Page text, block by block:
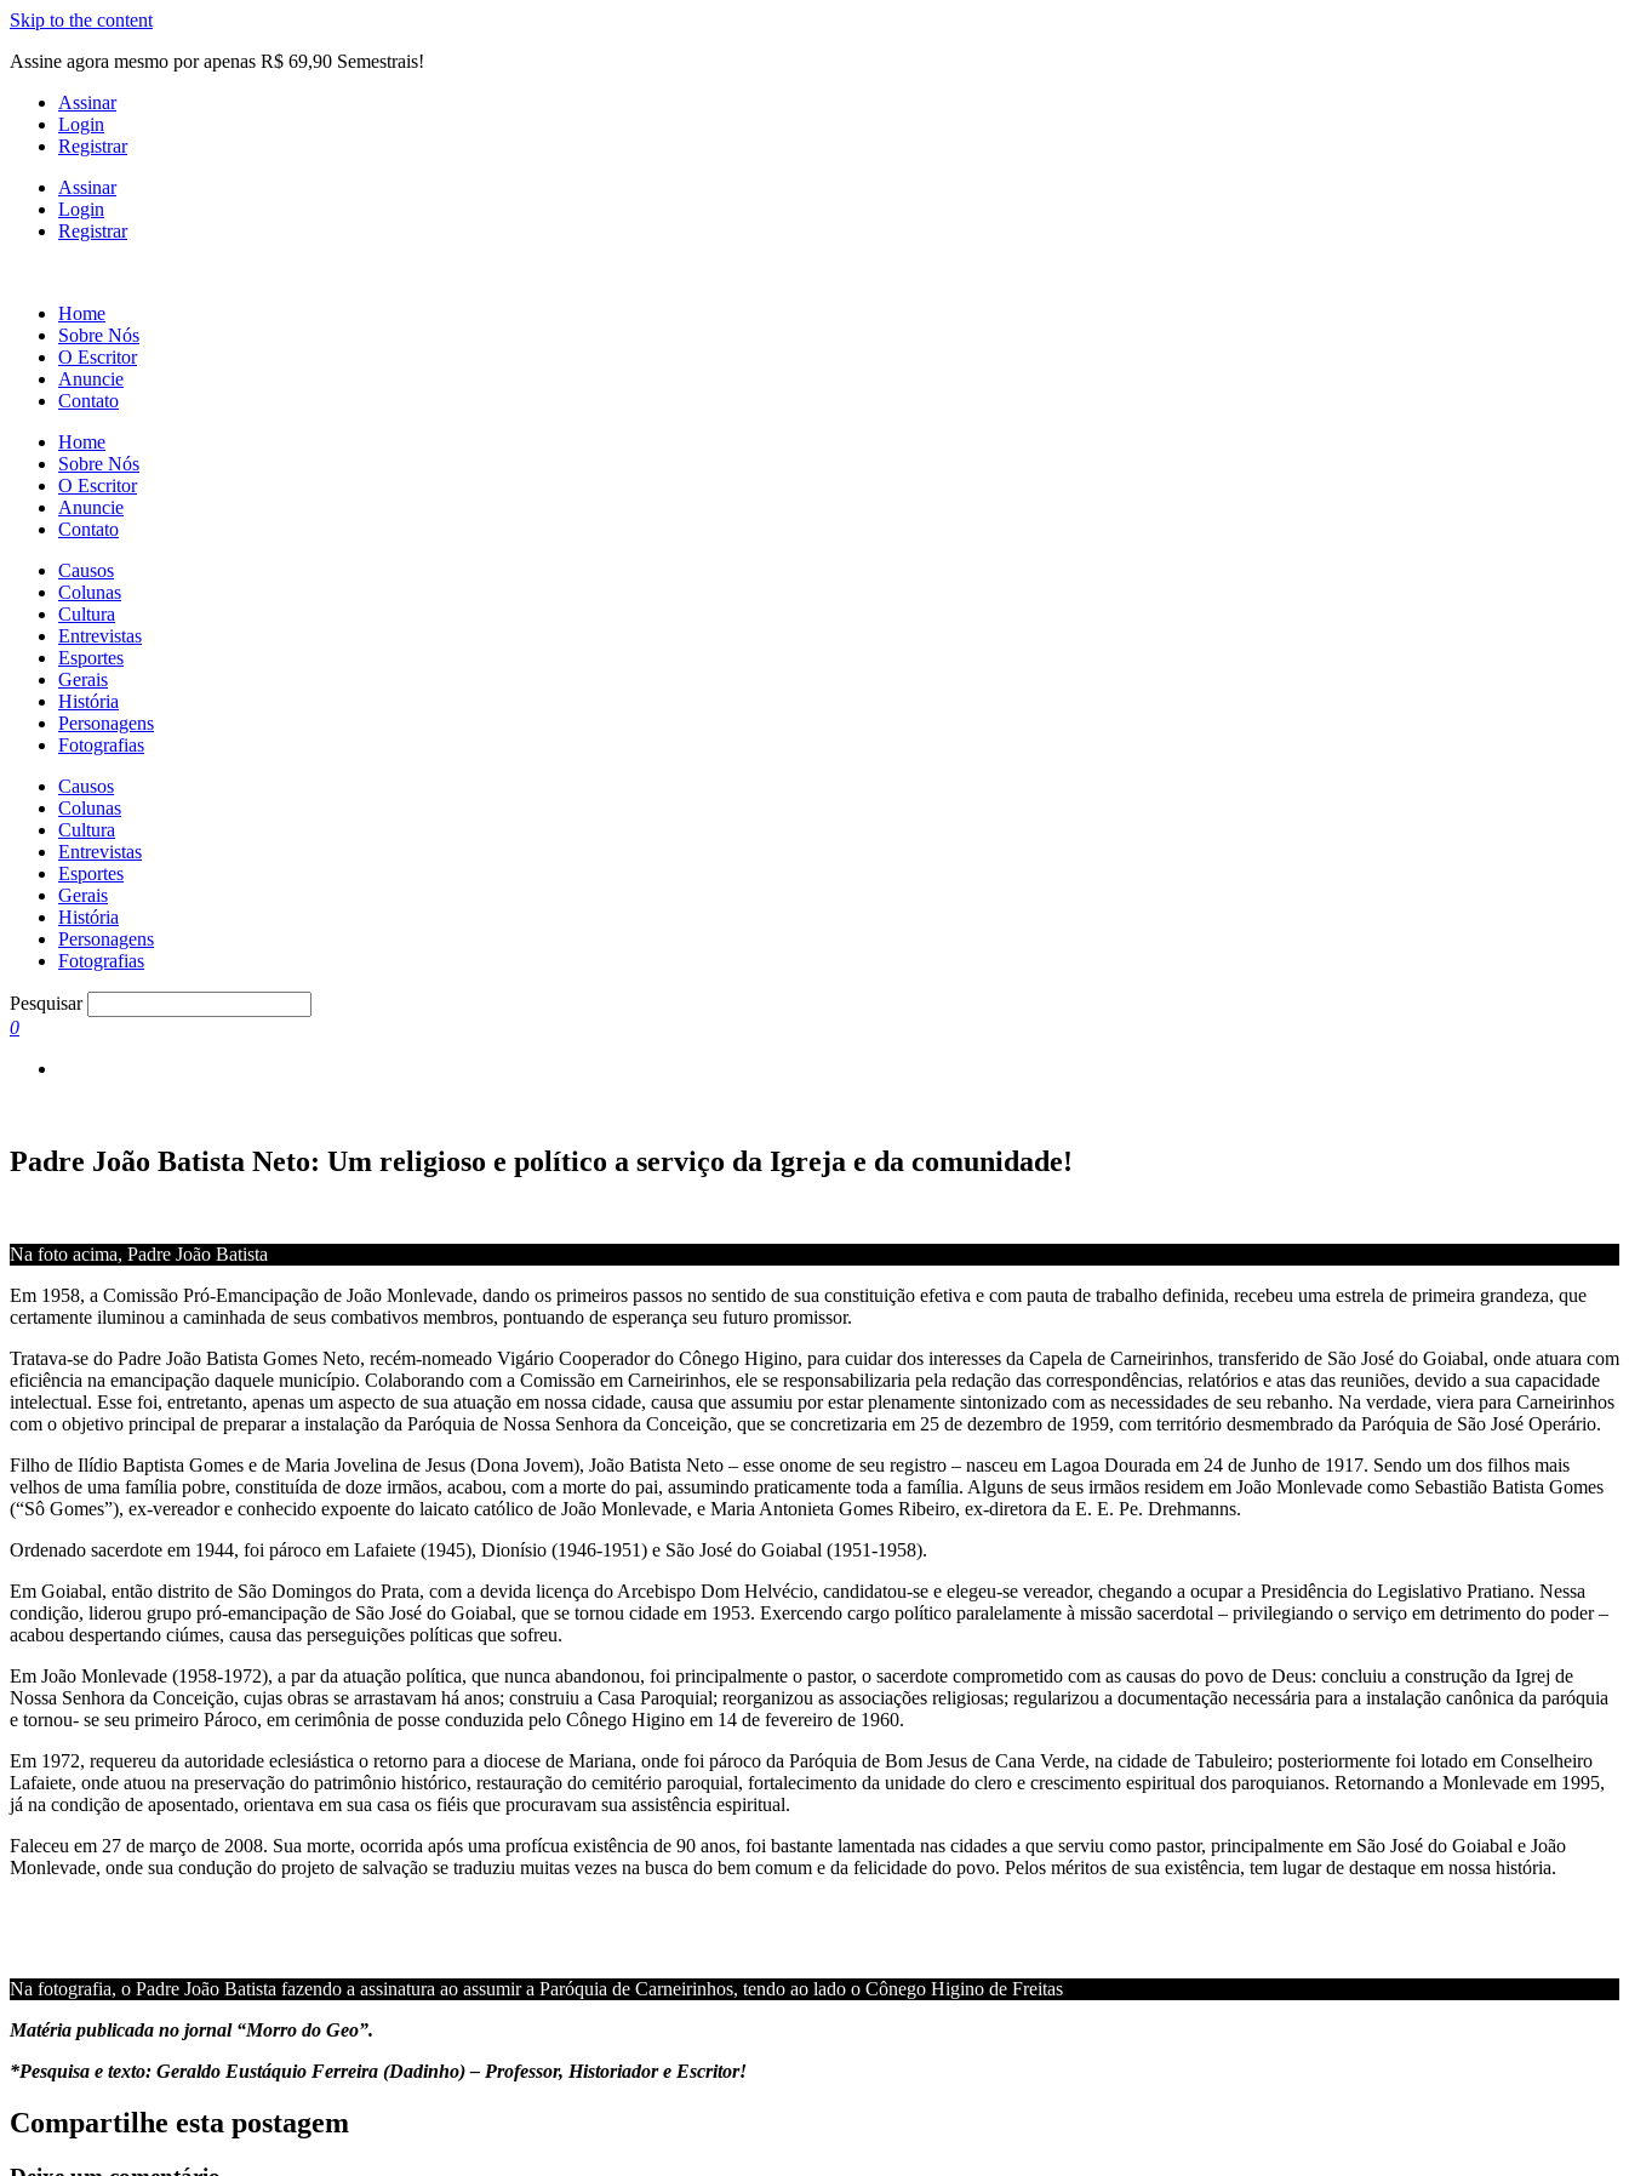
Skip to the content
Assine agora mesmo por apenas R$ 69,90 Semestrais!
Assinar
Login
Registrar
Assinar
Login
Registrar
Home
Sobre Nós
O Escritor
Anuncie
Contato
Home
Sobre Nós
O Escritor
Anuncie
Contato
Causos
Colunas
Cultura
Entrevistas
Esportes
Gerais
História
Personagens
Fotografias
Causos
Colunas
Cultura
Entrevistas
Esportes
Gerais
História
Personagens
Fotografias
Pesquisar
0
Padre João Batista Neto: Um religioso e político a serviço da Igreja e da comunidade!
Na foto acima, Padre João Batista
Em 1958, a Comissão Pró-Emancipação de João Monlevade, dando os primeiros passos no sentido de sua constituição efetiva e com pauta de trabalho definida, recebeu uma estrela de primeira grandeza, que
certamente iluminou a caminhada de seus combativos membros, pontuando de esperança seu futuro promissor.
Tratava-se do Padre João Batista Gomes Neto, recém-nomeado Vigário Cooperador do Cônego Higino, para cuidar dos interesses da Capela de Carneirinhos, transferido de São José do Goiabal, onde atuara com
eficiência na emancipação daquele município. Colaborando com a Comissão em Carneirinhos, ele se responsabilizaria pela redação das correspondências, relatórios e atas das reuniões, devido a sua capacidade
intelectual. Esse foi, entretanto, apenas um aspecto de sua atuação em nossa cidade, causa que assumiu por estar plenamente sintonizado com as necessidades de seu rebanho. Na verdade, viera para Carneirinhos
com o objetivo principal de preparar a instalação da Paróquia de Nossa Senhora da Conceição, que se concretizaria em 25 de dezembro de 1959, com território desmembrado da Paróquia de São José Operário.
Filho de Ilídio Baptista Gomes e de Maria Jovelina de Jesus (Dona Jovem), João Batista Neto – esse onome de seu registro – nasceu em Lagoa Dourada em 24 de Junho de 1917. Sendo um dos filhos mais
velhos de uma família pobre, constituída de doze irmãos, acabou, com a morte do pai, assumindo praticamente toda a família. Alguns de seus irmãos residem em João Monlevade como Sebastião Batista Gomes
(“Sô Gomes”), ex-vereador e conhecido expoente do laicato católico de João Monlevade, e Maria Antonieta Gomes Ribeiro, ex-diretora da E. E. Pe. Drehmanns.
Ordenado sacerdote em 1944, foi pároco em Lafaiete (1945), Dionísio (1946-1951) e São José do Goiabal (1951-1958).
Em Goiabal, então distrito de São Domingos do Prata, com a devida licença do Arcebispo Dom Helvécio, candidatou-se e elegeu-se vereador, chegando a ocupar a Presidência do Legislativo Pratiano. Nessa
condição, liderou grupo pró-emancipação de São José do Goiabal, que se tornou cidade em 1953. Exercendo cargo político paralelamente à missão sacerdotal – privilegiando o serviço em detrimento do poder –
acabou despertando ciúmes, causa das perseguições políticas que sofreu.
Em João Monlevade (1958-1972), a par da atuação política, que nunca abandonou, foi principalmente o pastor, o sacerdote comprometido com as causas do povo de Deus: concluiu a construção da Igrej de
Nossa Senhora da Conceição, cujas obras se arrastavam há anos; construiu a Casa Paroquial; reorganizou as associações religiosas; regularizou a documentação necessária para a instalação canônica da paróquia
e tornou- se seu primeiro Pároco, em cerimônia de posse conduzida pelo Cônego Higino em 14 de fevereiro de 1960.
Em 1972, requereu da autoridade eclesiástica o retorno para a diocese de Mariana, onde foi pároco da Paróquia de Bom Jesus de Cana Verde, na cidade de Tabuleiro; posteriormente foi lotado em Conselheiro
Lafaiete, onde atuou na preservação do patrimônio histórico, restauração do cemitério paroquial, fortalecimento da unidade do clero e crescimento espiritual dos paroquianos. Retornando a Monlevade em 1995,
já na condição de aposentado, orientava em sua casa os fiéis que procuravam sua assistência espiritual.
Faleceu em 27 de março de 2008. Sua morte, ocorrida após uma profícua existência de 90 anos, foi bastante lamentada nas cidades a que serviu como pastor, principalmente em São José do Goiabal e João
Monlevade, onde sua condução do projeto de salvação se traduziu muitas vezes na busca do bem comum e da felicidade do povo. Pelos méritos de sua existência, tem lugar de destaque em nossa história.
Na fotografia, o Padre João Batista fazendo a assinatura ao assumir a Paróquia de Carneirinhos, tendo ao lado o Cônego Higino de Freitas
Matéria publicada no jornal “Morro do Geo”.
*Pesquisa e texto: Geraldo Eustáquio Ferreira (Dadinho) – Professor, Historiador e Escritor!
Compartilhe esta postagem